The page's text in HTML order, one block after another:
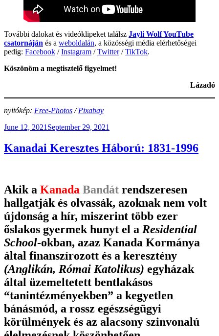
További dalokat és videóklipeket találsz Jayli Wolf YouTube
csatornáján és a weboldalán, a közösségi média elérhetőségei
pedig: Facebook /Instagram /Twitter/TikTok.
Köszönöm a megtisztelő figyelmet!
Lázadó
nyitókép: Free-Photos /Pixabay
Posted
June 12, 2021 September 29, 2021
Kanadai Keresztes Háború: 1831-1996
Akik a Kanada Bandát rendszeresen
hallgatják és olvassák, azoknak nem volt
újdonság a hír, miszerint több ezer
őslakos gyermek hunyt el a Residential
School-okban, azaz Kanada Kormánya
által finanszírozott és a keresztény
(Anglikán, Római Katolikus) egyházak
által üzemeltetett bentlakásos
“tanintézményekben” a kegyetlen
bánásmód, a rossz egészségügyi
körülmények és az alacsony szinvonalú